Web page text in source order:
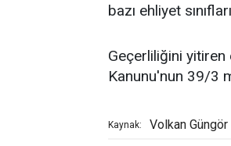
bazı ehliyet
Geçerliliğini
Kanunu'nun 39/3
Kaynak: Volkan Güngör